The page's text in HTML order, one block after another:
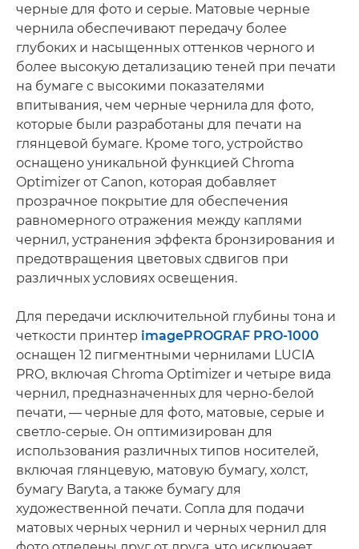
черные для фото и серые. Матовые черные
чернила обеспечивают передачу более
глубоких и насыщенных оттенков черного и
более высокую детализацию теней при печати
на бумаге с высокими показателями
впитывания, чем черные чернила для фото,
которые были разработаны для печати на
глянцевой бумаге. Кроме того, устройство
оснащено уникальной функцией Chroma
Optimizer от Canon, которая добавляет
прозрачное покрытие для обеспечения
равномерного отражения между каплями
чернил, устранения эффекта бронзирования и
предотвращения цветовых сдвигов при
различных условиях освещения.
Для передачи исключительной глубины тона и
четкости принтер imagePROGRAF PRO-1000
оснащен 12 пигментными чернилами LUCIA
PRO, включая Chroma Optimizer и четыре вида
чернил, предназначенных для черно-белой
печати, — черные для фото, матовые, серые и
светло-серые. Он оптимизирован для
использования различных типов носителей,
включая глянцевую, матовую бумагу, холст,
бумагу Baryta, а также бумагу для
художественной печати. Сопла для подачи
матовых черных чернил и черных чернил для